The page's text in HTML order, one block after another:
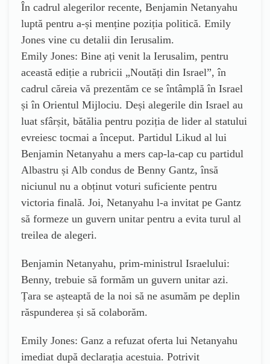
În cadrul alegerilor recente, Benjamin Netanyahu
luptă pentru a-și menține poziția politică. Emily
Jones vine cu detalii din Ierusalim.
Emily Jones: Bine ați venit la Ierusalim, pentru
această ediție a rubricii „Noutăți din Israel”, în
cadrul căreia vă prezentăm ce se întâmplă în Israel
și în Orientul Mijlociu. Deși alegerile din Israel au
luat sfârșit, bătălia pentru poziția de lider al statului
evreiesc tocmai a început. Partidul Likud al lui
Benjamin Netanyahu a mers cap-la-cap cu partidul
Albastru și Alb condus de Benny Gantz, însă
niciunul nu a obținut voturi suficiente pentru
victoria finală. Joi, Netanyahu l-a invitat pe Gantz
să formeze un guvern unitar pentru a evita turul al
treilea de alegeri.
Benjamin Netanyahu, prim-ministrul Israelului:
Benny, trebuie să formăm un guvern unitar azi.
Țara se așteaptă de la noi să ne asumăm pe deplin
răspunderea și să colaborăm.
Emily Jones: Ganz a refuzat oferta lui Netanyahu
imediat după declarația acestuia. Potrivit